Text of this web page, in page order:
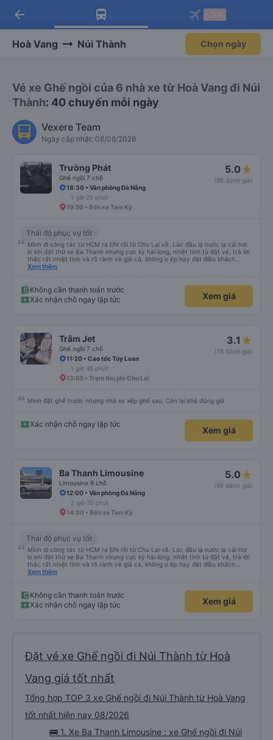
Tải app Vexere ngay!
Nhận ưu đãi thành viên độc
Mở app
Tải app Vexere
-30k/ghế khi đặt vé máy bay qua
Mở app
arrow_back
Hoà Vang Núi Thành Chọn ngày
Vé xe Ghế ngồi của 6 nhà xe từ Hoà Vang đi Núi
Thành: 40 chuyến mỗi ngày
Vexere Team
Ngày cập nhật: 08/08/2026
Trường Phát
Ghế ngồi 7 chỗ
5.0
(98 đánh giá)
18:30 • Văn phòng Đà Nẵng
1 giờ 20 phút
19:50 • Bến xe Tam Kỳ
Thái độ phục vụ tốt
Mình đi công tác từ HCM ra ĐN rồi từ Chu Lai về. Lúc đầu lạ nước lạ cái hơi
lo khi đặt thử xe Ba Thanh nhưng cực kỳ hài lòng, nhiệt tình từ đặt vé, trả lời
thắc rất nhiệt tình và rõ rành vè giá cả, không o ép hay đặt điều khách
hàng. Lần tới đi công tác chắc chắn tiếp tục dùng xe nhà này!
Xem thêm
Không cần thanh toán trước
Xác nhận chỗ ngay lập tức
Xem giá
Trâm Jet
Ghế ngồi 7 chỗ
3.1
(18 đánh giá)
11:20 • Cao tốc Túy Loan
1 giờ 45 phút
13:05 • Trạm thu phí Chu Lai
Mình đặt ghế trước nhưng nhà xe xếp ghế sau. Còn lại khá đúng giờ
Xác nhận chỗ ngay lập tức
Xem giá
Ba Thanh Limousine
Limousine 9 chỗ
5.0
(98 đánh giá)
12:00 • Văn phòng Đà Nẵng
2 giờ 30 phút
14:30 • Bến xe Tam Kỳ
Thái độ phục vụ tốt
Mình đi công tác từ HCM ra ĐN rồi từ Chu Lai về. Lúc đầu lạ nước lạ cái hơi
lo khi đặt thử xe Ba Thanh nhưng cực kỳ hài lòng, nhiệt tình từ đặt vé, trả lời
thắc rất nhiệt tình và rõ rành vè giá cả, không o ép hay đặt điều khách
hàng. Lần tới đi công tác chắc chắn tiếp tục dùng xe nhà này!
Xem thêm
Không cần thanh toán trước
Xác nhận chỗ ngay lập tức
Xem giá
Đặt vé xe Ghế ngồi đi Núi Thành từ Hoà
Vang giá tốt nhất
Tổng hợp TOP 3 xe Ghế ngồi đi Núi Thành từ Hoà Vang
tốt nhất hiện nay 08/2026
🚌 1. Xe Ba Thanh Limousine : xe Ghế ngồi đi Núi